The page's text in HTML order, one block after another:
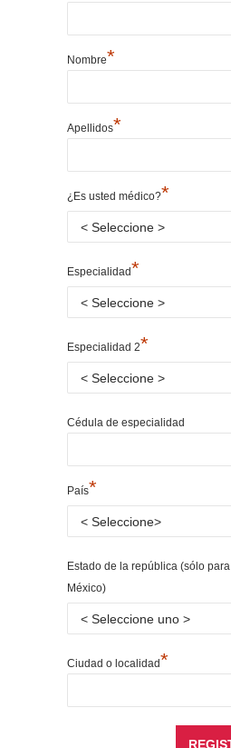
Nombre*
Apellidos*
¿Es usted médico?*
Especialidad*
Especialidad 2*
Cédula de especialidad
País*
Estado de la república (sólo para
México)
Ciudad o localidad*